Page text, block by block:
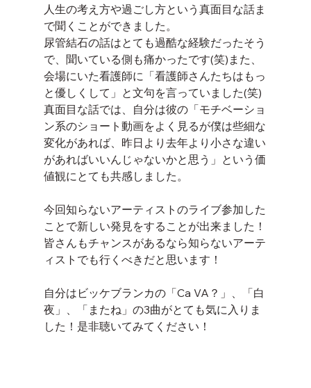
人生の考え方や過ごし方という真面目な話ま
で聞くことができました。
尿管結石の話はとても過酷な経験だったそう
で、聞いている側も痛かったです(笑)また、
会場にいた看護師に「看護師さんたちはもっ
と優しくして」と文句を言っていました(笑)
真面目な話では、自分は彼の「モチベーショ
ン系のショート動画をよく見るが僕は些細な
変化があれば、昨日より去年より小さな違い
があればいいんじゃないかと思う」という価
値観にとても共感しました。
今回知らないアーティストのライブ参加した
ことで新しい発見をすることが出来ました！
皆さんもチャンスがあるなら知らないアーテ
ィストでも行くべきだと思います！
自分はビッケブランカの「Ca VA？」、「白
夜」、「またね」の3曲がとても気に入りま
した！是非聴いてみてください！